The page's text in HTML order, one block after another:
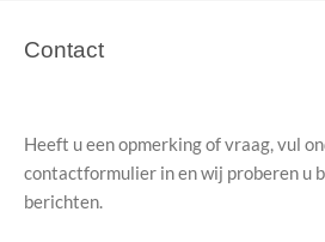
Contact
Heeft u een opmerking of vraag, vul
contactformulier in en wij proberen u
berichten.